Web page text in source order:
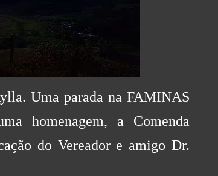
Uma parada na FAMINAS
homenagem, a Comenda
do Vereador e amigo Dr.